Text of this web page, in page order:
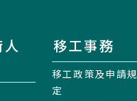
移工事務
移工政策及申請規
定